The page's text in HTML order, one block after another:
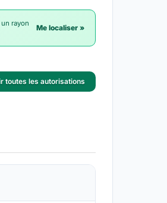
rayon
Me localiser »
toutes les autorisations